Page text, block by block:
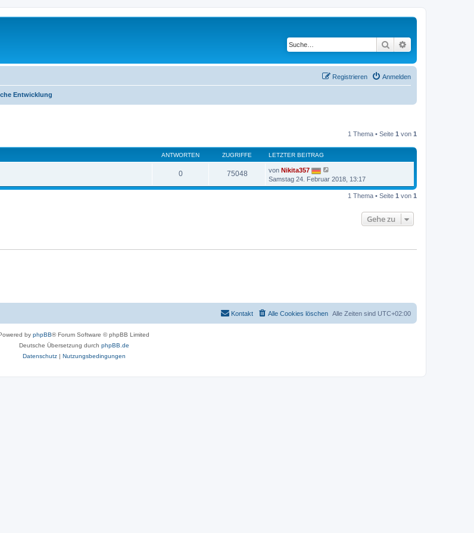
Suche
Anmelden
Registrieren
Entwicklung
1 Thema • Seite 1 von 1
ANTWORTEN ZUGRIFFE LETZTER BEITRAG
0 75048 von Nikita357
Samstag 24. Februar 2018, 13:17
1 Thema • Seite 1 von 1
Gehe zu
Alle Zeiten sind UTC+02:00
Alle Cookies löschen
Kontakt
by phpBB® Forum Software © phpBB Limited
Deutsche Übersetzung durch phpBB.de
Datenschutz| Nutzungsbedingungen